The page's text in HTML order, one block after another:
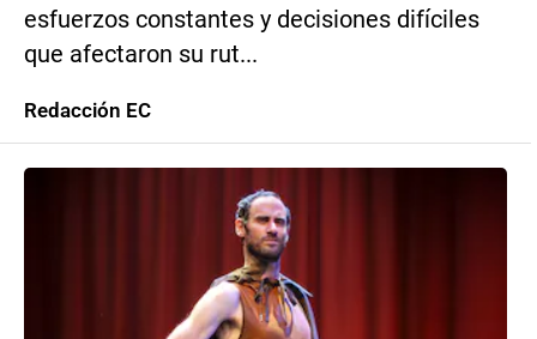
esfuerzos constantes y decisiones difíciles
que afectaron su rut...
Redacción EC